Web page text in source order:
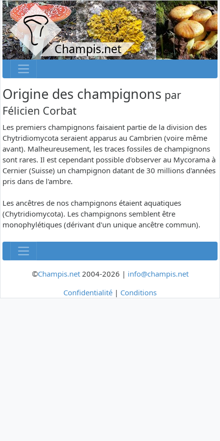
Champis.net
Origine des champignons par
Félicien Corbat
Les premiers champignons faisaient partie de la division des
Chytridiomycota seraient apparus au Cambrien (voire même
avant). Malheureusement, les traces fossiles de champignons
sont rares. Il est cependant possible d'observer au Mycorama à
Cernier (Suisse) un champignon datant de 30 millions d'années
pris dans de l'ambre.
Les ancêtres de nos champignons étaient aquatiques
(Chytridiomycota). Les champignons semblent être
monophylétiques (dérivant d'un unique ancêtre commun).
©Champis.net2004-2026 | info@champis.net
Confidentialité | Conditions